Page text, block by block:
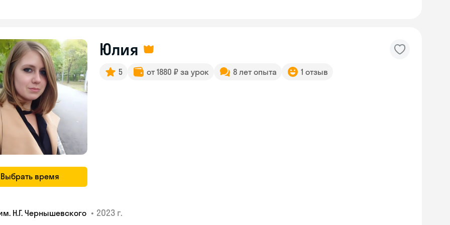
Выбрать время
Юлия
5 от 1880 ₽ за урок 8 лет опыта 1 отзыв
Н.Г. Чернышевского • 2023 г.